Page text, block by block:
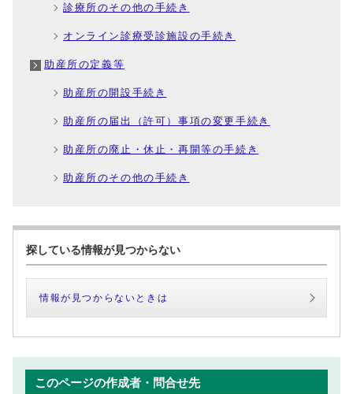
診療所のその他の手続き
オンライン診療受診施設の手続き
助産所の定義等
助産所の開設手続き
助産所の届出（許可）事項の変更手続き
助産所の廃止・休止・再開等の手続き
助産所のその他の手続き
探している情報が見つからない
情報が見つからないときは
このページの作成者・問合せ先